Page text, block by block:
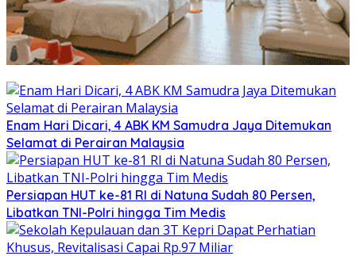
Enam Hari Dicari, 4 ABK KM Samudra Jaya Ditemukan
Selamat di Perairan Malaysia
Persiapan HUT ke-81 RI di Natuna Sudah 80 Persen,
Libatkan TNI-Polri hingga Tim Medis